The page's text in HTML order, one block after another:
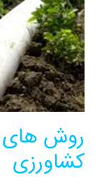
روش های
کشاورزی